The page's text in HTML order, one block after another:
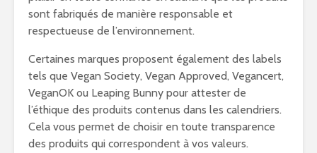
sont fabriqués de manière responsable et
respectueuse de l’environnement.
Certaines marques proposent également des labels
tels que Vegan Society, Vegan Approved, Vegancert,
VeganOK ou Leaping Bunny pour attester de
l’éthique des produits contenus dans les calendriers.
Cela vous permet de choisir en toute transparence
des produits qui correspondent à vos valeurs.